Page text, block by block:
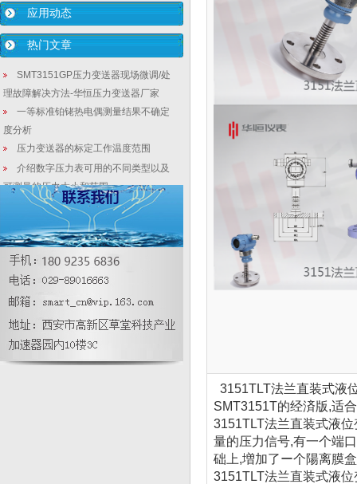
应用动态
热门文章
SMT3151GP压力变送器现场微调/处
理故障解决方法-华恒压力变送器厂家
一等标准铂铑热电偶测量结果不确定
度分析
压力变送器的标定工作温度范围
介绍数字压力表可用的不同类型以及
可测量的压力大小和范围
【数显液位变送器】双量程液位/流量
[液位变送器动态]精密仪表圈2020-
08-26华恒工控圈
静压式液位变送器正确安装使用方法
【行业新闻】近期，不少实验室落
地， 为科技创新增添新动能
3151TLT法兰直装式液
SMT3151T的经済版,适
3151TLT法兰直装式液
量的压力信号,有一个端
础上,増加了ー个陽离膜
3151TLT法兰直装式液